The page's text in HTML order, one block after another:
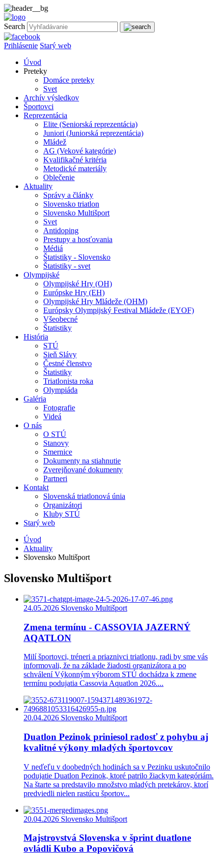
Search
Prihlásenie Starý web
Úvod
Preteky
Domáce preteky
Svet
Archív výsledkov
Športovci
Reprezentácia
Elite (Seniorská reprezentácia)
Juniori (Juniorská reprezentácia)
Mládež
AG (Vekové kategórie)
Kvalifikačné kritéria
Metodické materiály
Oblečenie
Aktuality
Správy a články
Slovensko triatlon
Slovensko Multišport
Svet
Antidoping
Prestupy a hosťovania
Médiá
Štatistiky - Slovensko
Štatistiky - svet
Olympijské
Olympijské Hry (OH)
Európske Hry (EH)
Olympijské Hry Mládeže (OHM)
Európsky Olympijský Festival Mládeže (EYOF)
Všeobecné
Štatistiky
História
STÚ
Sieň Slávy
Čestné členstvo
Štatistiky
Triatlonista roka
Olympiáda
Galéria
Fotografie
Videá
O nás
O STÚ
Stanovy
Smernice
Dokumenty na stiahnutie
Zverejňované dokumenty
Partneri
Kontakt
Slovenská triatlonová únia
Organizátori
Kluby STÚ
Starý web
Úvod
Aktuality
Slovensko Multišport
Slovensko Multišport
24.05.2026 Slovensko Multišport
Zmena termínu - CASSOVIA JAZERNÝ
AQATLON
Milí športovci, tréneri a priaznivci triatlonu, radi by sme vás
informovali, že na základe žiadosti organizátora a po
schválení Výkonným výborom STÚ dochádza k zmene
termínu podujatia Cassovia Aquatlon 2026....
20.04.2026 Slovensko Multišport
Duatlon Pezinok priniesol radosť z pohybu aj
kvalitné výkony mladých športovcov
V neďeľu v doobedných hodinách sa v Pezinku uskutočnilo
podujatie Duatlon Pezinok, ktoré patrilo žiackym kategóriám.
Na štarte sa predstavilo množstvo mladých pretekárov, ktorí
predviedli nielen rastúcu športov...
20.04.2026 Slovensko Multišport
Majstrovstvá Slovenska v šprint duatlone
ovládli Kubo a Popovičová